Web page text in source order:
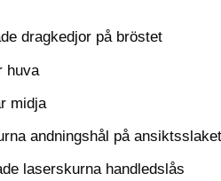
dragkedjor på bröstet
huva
midja
andningshål på ansiktsslaket
laserskurna handledslås